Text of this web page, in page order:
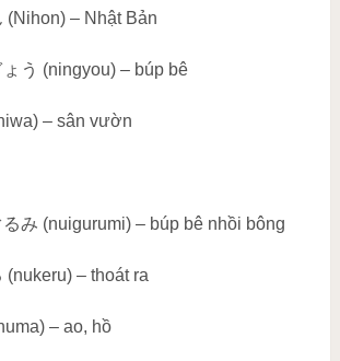
(Nihon) – Nhật Bản
う (ningyou) – búp bê
– sân vườn
み (nuigurumi) – búp bê nhồi bông
(nukeru) – thoát ra
– ao, hồ